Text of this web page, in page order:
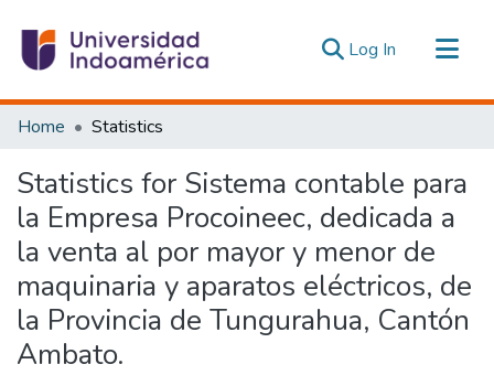
Log In (current)
Communities & Collections
Estadísticas Externas
Home Statistics
Statistics for Sistema contable para
la Empresa Procoineec, dedicada a
la venta al por mayor y menor de
maquinaria y aparatos eléctricos, de
la Provincia de Tungurahua, Cantón
Ambato.